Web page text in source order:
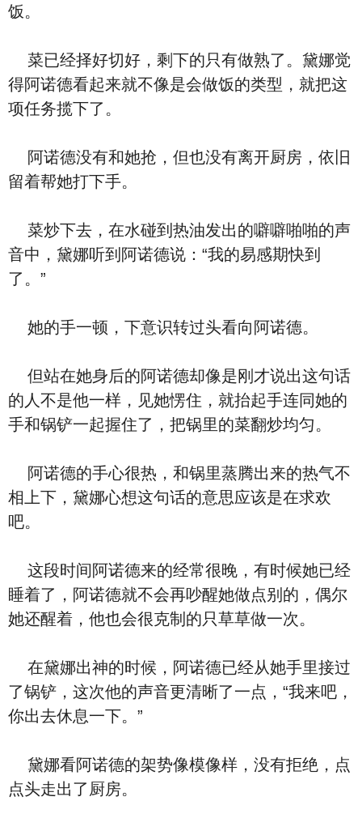
饭。
菜已经择好切好，剩下的只有做熟了。黛娜觉
得阿诺德看起来就不像是会做饭的类型，就把这
项任务揽下了。
阿诺德没有和她抢，但也没有离开厨房，依旧
留着帮她打下手。
菜炒下去，在水碰到热油发出的噼噼啪啪的声
音中，黛娜听到阿诺德说：“我的易感期快到
了。”
她的手一顿，下意识转过头看向阿诺德。
但站在她身后的阿诺德却像是刚才说出这句话
的人不是他一样，见她愣住，就抬起手连同她的
手和锅铲一起握住了，把锅里的菜翻炒均匀。
阿诺德的手心很热，和锅里蒸腾出来的热气不
相上下，黛娜心想这句话的意思应该是在求欢
吧。
这段时间阿诺德来的经常很晚，有时候她已经
睡着了，阿诺德就不会再吵醒她做点别的，偶尔
她还醒着，他也会很克制的只草草做一次。
在黛娜出神的时候，阿诺德已经从她手里接过
了锅铲，这次他的声音更清晰了一点，“我来吧，
你出去休息一下。”
黛娜看阿诺德的架势像模像样，没有拒绝，点
点头走出了厨房。